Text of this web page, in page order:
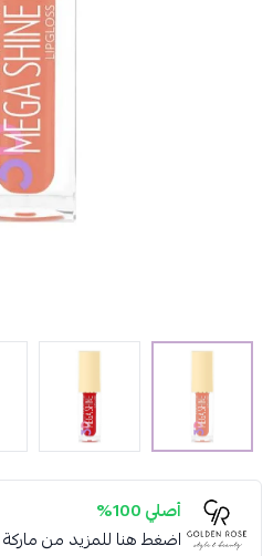
أصلي 100%
اضغط هنا للمزيد من ماركة